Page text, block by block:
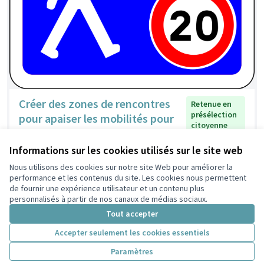
Informations sur les cookies utilisés sur le site web
Nous utilisons des cookies sur notre site Web pour améliorer la
performance et les contenus du site. Les cookies nous permettent
de fournir une expérience utilisateur et un contenu plus
personnalisés à partir de nos canaux de médias sociaux.
Tout accepter
Accepter seulement les cookies essentiels
Paramètres
Créer des zones de rencontres
pour apaiser les mobilités pour
Retenue en
présélection
citoyenne
Lamfou 2 0